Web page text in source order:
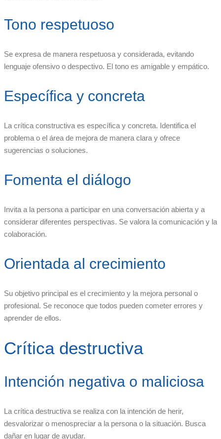
Tono respetuoso
Se expresa de manera respetuosa y considerada, evitando
lenguaje ofensivo o despectivo. El tono es amigable y empático.
Específica y concreta
La crítica constructiva es específica y concreta. Identifica el
problema o el área de mejora de manera clara y ofrece
sugerencias o soluciones.
Fomenta el diálogo
Invita a la persona a participar en una conversación abierta y a
considerar diferentes perspectivas. Se valora la comunicación y la
colaboración.
Orientada al crecimiento
Su objetivo principal es el crecimiento y la mejora personal o
profesional. Se reconoce que todos pueden cometer errores y
aprender de ellos.
Crítica destructiva
Intención negativa o maliciosa
La crítica destructiva se realiza con la intención de herir,
desvalorizar o menospreciar a la persona o la situación. Busca
dañar en lugar de ayudar.